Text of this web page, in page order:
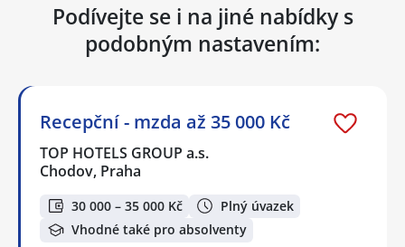
Podívejte se i na jiné nabídky s
podobným nastavením:
Recepční - mzda až 35 000 Kč
TOP HOTELS GROUP a.s.
Chodov, Praha
30 000 – 35 000 Kč
Plný úvazek
Vhodné také pro absolventy